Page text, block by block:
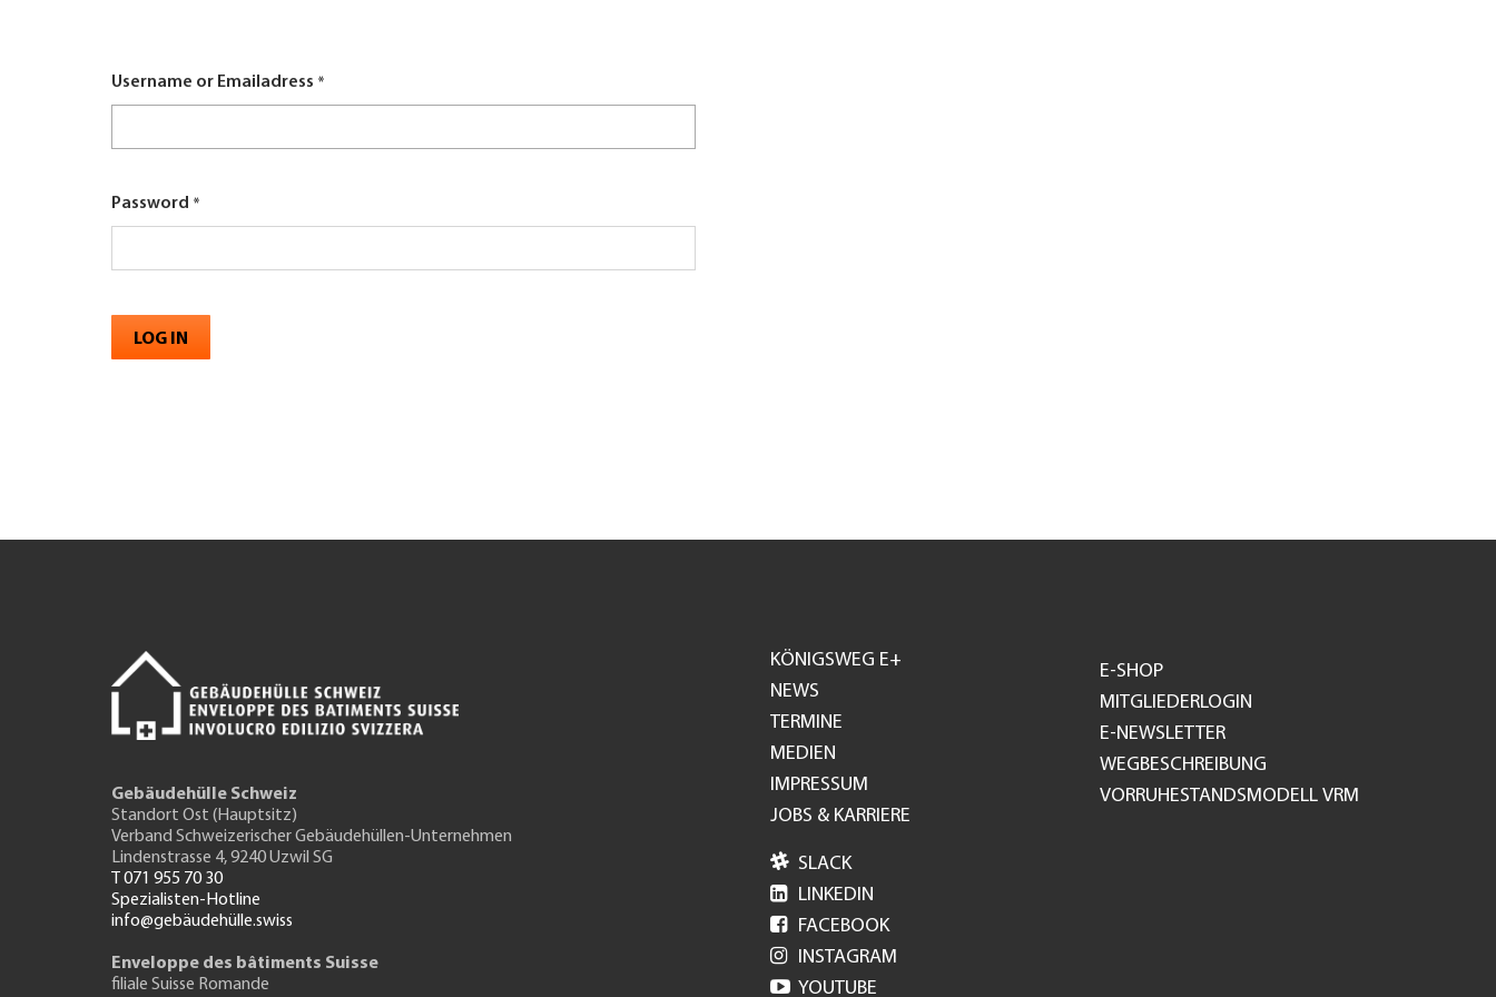
FACHZEITSCHRIFT
Username or Emailadress
Password
LOG IN
Gebäudehülle Schweiz
Standort Ost (Hauptsitz)
Verband Schweizerischer Gebäudehüllen-Unternehmen
Lindenstrasse 4, 9240 Uzwil SG
T 071 955 70 30
Spezialisten-Hotline
info@gebäudehülle.swiss
Enveloppe des bâtiments Suisse
filiale Suisse Romande
Footer
GH
KÖNIGSWEG E+
NEWS
TERMINE
MEDIEN
IMPRESSUM
JOBS & KARRIERE
E-SHOP
MITGLIEDERLOGIN
E-NEWSLETTER
WEGBESCHREIBUNG
VORRUHESTANDSMODELL VRM
 SLACK
 LINKEDIN
 FACEBOOK
 INSTAGRAM
 YOUTUBE